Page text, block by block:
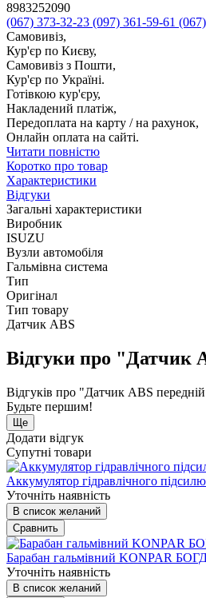
8983252090
(067) 373-32-23 (097) 361-59-61
Самовивіз,
Кур'єр по Києву,
Самовивіз з Пошти,
Кур'єр по Україні.
Готівкою кур'єру,
Накладений платіж,
Передоплата на карту / на рахунок,
Онлайн оплата на сайті.
Читати повністю
Коротко про товар
Характеристики
Відгуки
Загальні характеристики
Виробник
ISUZU
Вузли автомобіля
Гальмівна система
Тип
Оригінал
Тип товару
Датчик ABS
Відгуки про "Датчик
Відгуків про "Датчик ABS
Будьте першим!
Ще
Додати відгук
Супутні товари
Аккумулятор гідравлічного
Уточніть наявність
В список желаний
Сравнить
Барабан гальмівний KONPAR
Уточніть наявність
В список желаний